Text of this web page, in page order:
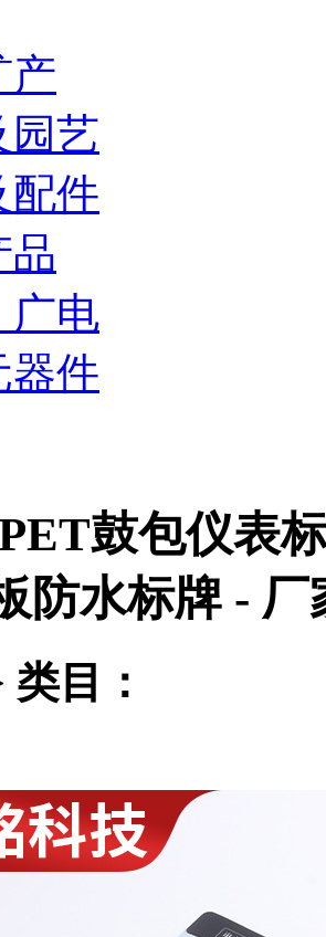
产
园艺
配件
品
广电
器件
鼓包仪表
防水标牌 - 厂
类目：